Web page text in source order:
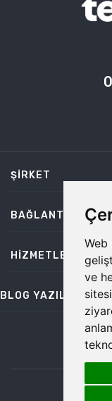
Web
ve
ŞIRKET
BAĞLANTILAR
HIZMETLER
BLOG YAZILARI